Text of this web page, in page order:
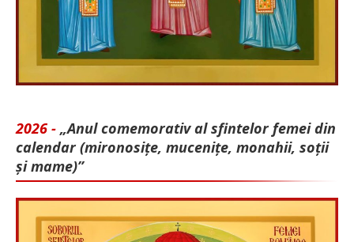
2026 - „Anul comemorativ al sfintelor femei din
calendar (mironosițe, mu­cenițe, monahii, soții
și mame)”